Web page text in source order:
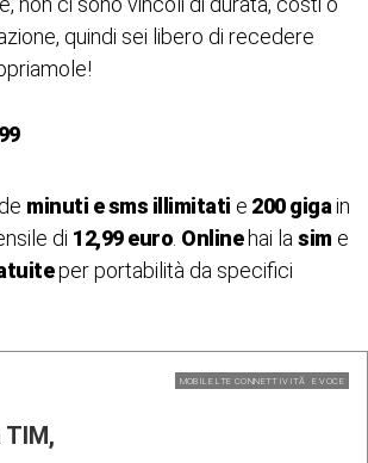
quindi sei libero di recedere
minuti e sms illimitati e 200 gigain
di 12,99 euro Onlinehai la sim e
per portabilità da specifici
MOBILE LTE CONNETTIVITÃ E VOCE
TIM,